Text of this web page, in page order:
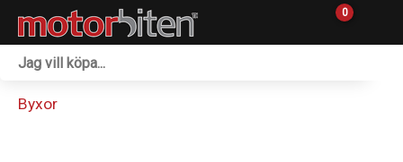
0
Byxor